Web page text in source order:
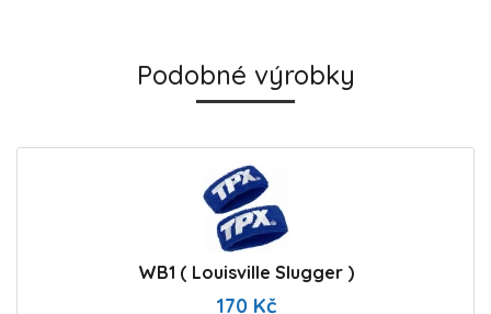
Podobné výrobky
WB1 ( Louisville Slugger )
170 Kč